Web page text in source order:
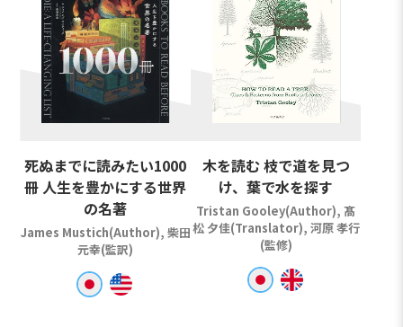
死ぬまでに読みたい1000
冊 人生を豊かにする世界
の名著
James Mustich(Author), 柴田
元幸(監訳)
木を読む 枝で道を見つ
け、葉で水を探す
Tristan Gooley(Author), 髙
松 夕佳(Translator), 河原 孝行
(監修)